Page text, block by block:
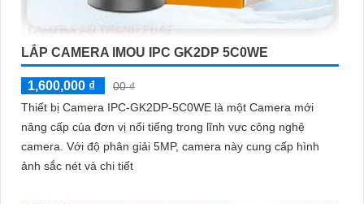
LẮP CAMERA IMOU IPC GK2DP 5C0WE
1,600,000 ₫
00 ₫
Thiết bị Camera IPC-GK2DP-5C0WE là một Camera mới
nâng cấp của đơn vị nổi tiếng trong lĩnh vực công nghệ
camera. Với độ phân giải 5MP, camera này cung cấp hình
ảnh sắc nét và chi tiết